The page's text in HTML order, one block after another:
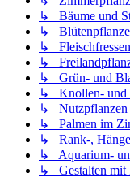
↳ Bäume und
↳
↳
↳
↳ Grün- und
↳ Knollen- und
↳ Nutzpflanzen
↳ Palmen im
↳ Rank-,
↳ Aquarium-
↳ Gestalten mit